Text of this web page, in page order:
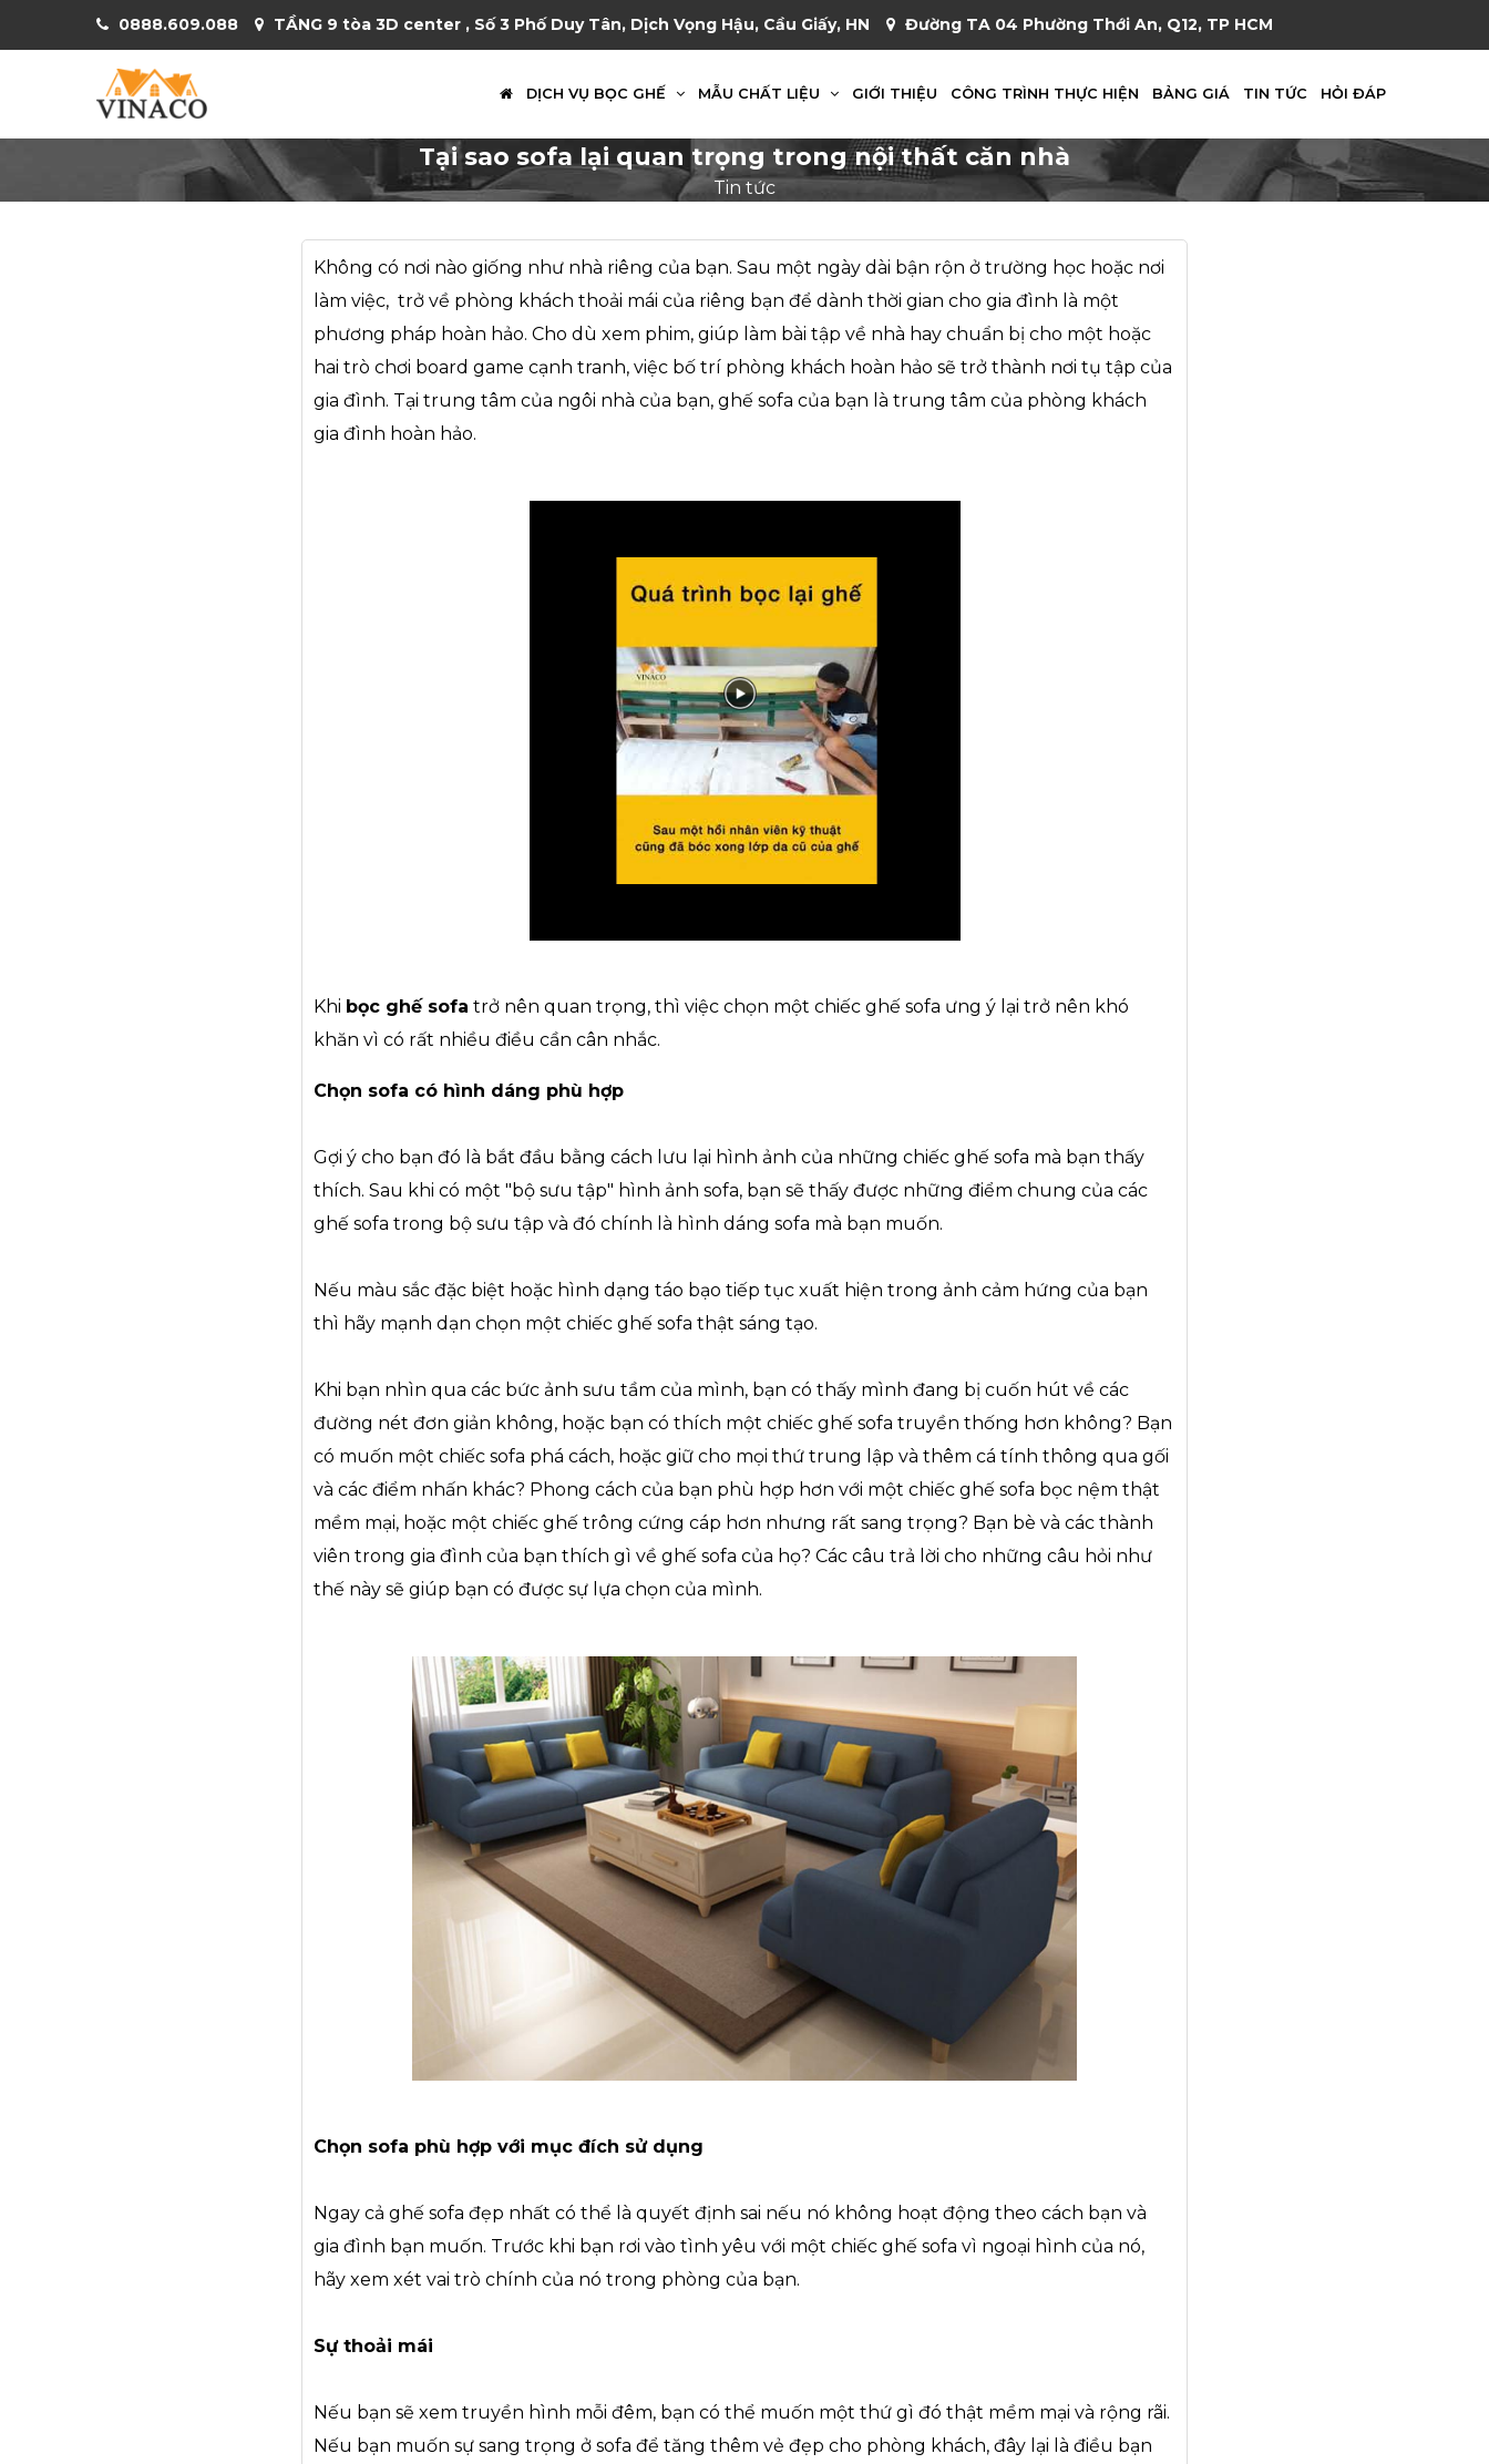
0888.609.088 TẦNG 9 tòa 3D center , Số 3 Phố Duy Tân, Dịch Vọng Hậu, Cầu Giấy, HN Đường TA 04 Phường Thới An, Q12, TP HCM
DỊCH VỤ BỌC GHẾ MẪU CHẤT LIỆU GIỚI THIỆU CÔNG TRÌNH THỰC HIỆN BẢNG GIÁ TIN TỨC HỎI ĐÁP
Tại sao sofa lại quan trọng trong nội thất căn nhà
Tin tức
Không có nơi nào giống như nhà riêng của bạn. Sau một ngày dài bận rộn ở trường học hoặc nơi
làm việc, trở về phòng khách thoải mái của riêng bạn để dành thời gian cho gia đình là một
phương pháp hoàn hảo. Cho dù xem phim, giúp làm bài tập về nhà hay chuẩn bị cho một hoặc
hai trò chơi board game cạnh tranh, việc bố trí phòng khách hoàn hảo sẽ trở thành nơi tụ tập của
gia đình. Tại trung tâm của ngôi nhà của bạn, ghế sofa của bạn là trung tâm của phòng khách
gia đình hoàn hảo.
Khi bọc ghế sofa trở nên quan trọng, thì việc chọn một chiếc ghế sofa ưng ý lại trở nên khó
khăn vì có rất nhiều điều cần cân nhắc.
Chọn sofa có hình dáng phù hợp
Gợi ý cho bạn đó là bắt đầu bằng cách lưu lại hình ảnh của những chiếc ghế sofa mà bạn thấy
thích. Sau khi có một "bộ sưu tập" hình ảnh sofa, bạn sẽ thấy được những điểm chung của các
ghế sofa trong bộ sưu tập và đó chính là hình dáng sofa mà bạn muốn.
Nếu màu sắc đặc biệt hoặc hình dạng táo bạo tiếp tục xuất hiện trong ảnh cảm hứng của bạn
thì hãy mạnh dạn chọn một chiếc ghế sofa thật sáng tạo.
Khi bạn nhìn qua các bức ảnh sưu tầm của mình, bạn có thấy mình đang bị cuốn hút về các
đường nét đơn giản không, hoặc bạn có thích một chiếc ghế sofa truyền thống hơn không? Bạn
có muốn một chiếc sofa phá cách, hoặc giữ cho mọi thứ trung lập và thêm cá tính thông qua gối
và các điểm nhấn khác? Phong cách của bạn phù hợp hơn với một chiếc ghế sofa bọc nệm thật
mềm mại, hoặc một chiếc ghế trông cứng cáp hơn nhưng rất sang trọng? Bạn bè và các thành
viên trong gia đình của bạn thích gì về ghế sofa của họ? Các câu trả lời cho những câu hỏi như
thế này sẽ giúp bạn có được sự lựa chọn của mình.
Chọn sofa phù hợp với mục đích sử dụng
Ngay cả ghế sofa đẹp nhất có thể là quyết định sai nếu nó không hoạt động theo cách bạn và
gia đình bạn muốn. Trước khi bạn rơi vào tình yêu với một chiếc ghế sofa vì ngoại hình của nó,
hãy xem xét vai trò chính của nó trong phòng của bạn.
Sự thoải mái
Nếu bạn sẽ xem truyền hình mỗi đêm, bạn có thể muốn một thứ gì đó thật mềm mại và rộng rãi.
Nếu bạn muốn sự sang trọng ở sofa để tăng thêm vẻ đẹp cho phòng khách, đây lại là điều bạn